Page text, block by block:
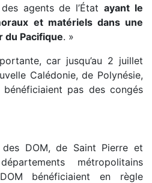
agents de l’Étatayant le
et matériels dans une
du Pacifique. »
car jusqu’au 2 juillet
Calédonie, de Polynésie,
pas des congés
DOM, de Saint Pierre et
métropolitains
bénéficiaient en règle